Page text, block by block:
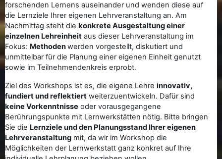
forschenden Lernens auseinander und wenden diese auf
die Lernziele Ihrer eigenen Lehrveranstaltung an. Am
Nachmittag steht die konkrete Ausgestaltung einer
einzelnen Lehreinheit aus dieser Lehrveranstaltung im
Fokus: Methodenwerden vorgestellt, diskutiert und
unmittelbar für die Planung einer eigenen Einheit genutzt
sowie im Teilnehmendenkreis erprobt.
Ziel des Workshops ist es, die eigene Lehre innovativ,
fundiert und reflektiert weiterzuentwickeln. Dafür sind
keine Vorkenntnisse oder vorausgegangene
Berührungspunkte mit Lernwerkstätten nötig. Bitte bringen
Sie die Lernziele und den Planungsstand Ihrer eigenen
Lehrveranstaltung mit, da wir im Workshop die
Möglichkeiten der Lernwerkstatt ganz konkret auf Ihre